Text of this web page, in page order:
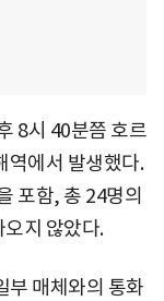
8시 40분쯤 호르
역에서 발생했다.
포함, 총 24명의
지 않았다.
부 매체와의 통화